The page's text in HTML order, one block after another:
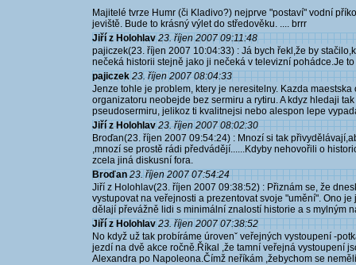
Majitelé tvrze Humr (či Kladivo?) nejprve "postaví" vodní
jeviště. Bude to krásný výlet do středověku. .... brrr
Jiří z Holohlav 23. říjen 2007 09:11:48
pajiczek(23. říjen 2007 10:04:33) : Já bych řekl,že by
nečeká historii stejně jako ji nečeká v televizní pohádce.Je
pajiczek 23. říjen 2007 08:04:33
Jenze tohle je problem, ktery je neresitelny. Kazda
organizatoru neobejde bez sermiru a rytiru. A kdyz hledaji
pseudosermiru, jelikoz ti kvalitnejsi nebo alespon lepe
Jiří z Holohlav 23. říjen 2007 08:02:30
Broďan(23. říjen 2007 09:54:24) : Mnozí si tak
,mnozí se prostě rádi předvádějí......Kdyby nehovořili o
zcela jiná diskusní fora.
Broďan 23. říjen 2007 07:54:24
Jiří z Holohlav(23. říjen 2007 09:38:52) : Přiznám se, že
vystupovat na veřejnosti a prezentovat svoje "umění". Ono
dělají převážně lidi s minimální znalostí historie a s mylným
Jiří z Holohlav 23. říjen 2007 07:38:52
No když už tak probíráme úrovenˇ veřejných vystoupení -
jezdí na dvě akce ročně.Říkal ,že tamní veřejná vystoupení
Alexandra po Napoleona.Čímž neříkám ,žebychom se